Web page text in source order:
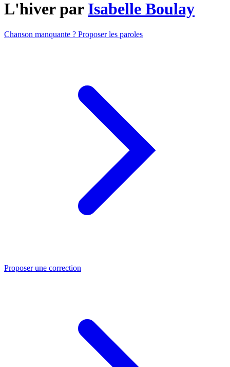
L'hiver par Isabelle Boulay
Chanson manquante ? Proposer les paroles
Proposer une correction